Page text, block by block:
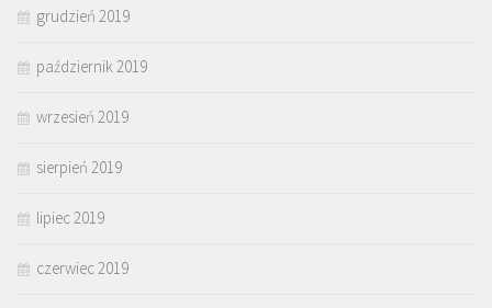
grudzień 2019
październik 2019
wrzesień 2019
sierpień 2019
lipiec 2019
czerwiec 2019